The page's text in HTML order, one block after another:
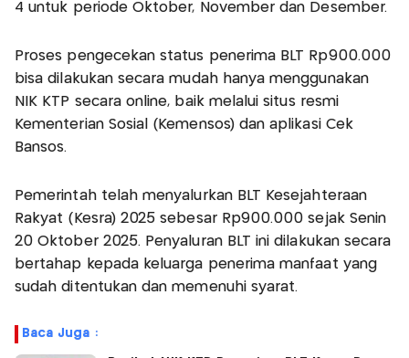
4 untuk periode Oktober, November dan Desember.
Proses pengecekan status penerima BLT Rp900.000
bisa dilakukan secara mudah hanya menggunakan
NIK KTP secara online, baik melalui situs resmi
Kementerian Sosial (Kemensos) dan aplikasi Cek
Bansos.
Pemerintah telah menyalurkan BLT Kesejahteraan
Rakyat (Kesra) 2025 sebesar Rp900.000 sejak Senin
20 Oktober 2025. Penyaluran BLT ini dilakukan secara
bertahap kepada keluarga penerima manfaat yang
sudah ditentukan dan memenuhi syarat.
Baca Juga :